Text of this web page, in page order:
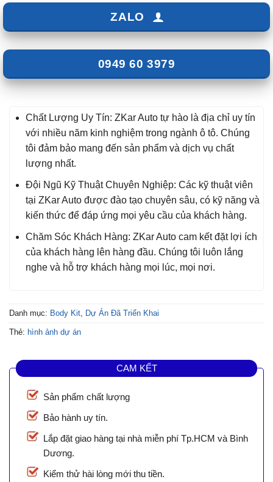
ZALO
0949 60 3979
Chất Lượng Uy Tín: ZKar Auto tự hào là địa chỉ uy tín
với nhiều năm kinh nghiệm trong ngành ô tô. Chúng
tôi đảm bảo mang đến sản phẩm và dịch vụ chất
lượng nhất.
Đội Ngũ Kỹ Thuật Chuyên Nghiệp: Các kỹ thuật viên
tại ZKar Auto được đào tạo chuyên sâu, có kỹ năng và
kiến thức để đáp ứng mọi yêu cầu của khách hàng.
Chăm Sóc Khách Hàng: ZKar Auto cam kết đặt lợi ích
của khách hàng lên hàng đầu. Chúng tôi luôn lắng
nghe và hỗ trợ khách hàng mọi lúc, mọi nơi.
Danh mục: Body Kit, Dự Án Đã Triển Khai
Thẻ: hình ảnh dự án
CAM KẾT
Sản phẩm chất lượng
Bảo hành uy tín.
Lắp đặt giao hàng tại nhà miễn phí Tp.HCM và Bình
Dương.
Kiểm thử hài lòng mới thu tiền.